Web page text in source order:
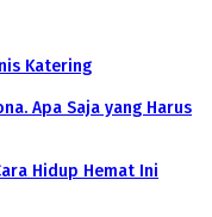
Katering
Apa Saja yang Harus
Hidup Hemat Ini